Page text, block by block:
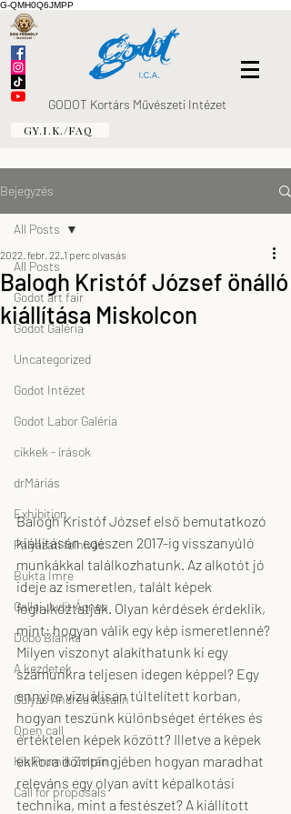
G-QMH0Q6JMPP
GODOT Kortárs Művészeti Intézet
GY.I.K./FAQ
Bejegyzés
All Posts
Godot art fair
Godot Galéria
Uncategorized
Godot Intézet
Godot Labor Galéria
cikkek - írások
drMáriás
Exhibition
Pályázati felhívás
Bukta Imre
Gallai Judit Ágnes
Dobó Bianka
A kezdetek
Gulyás Andrea Katalin
Open call
Kis Prumik Zoltán
Call for proposals
All Posts
Balogh Kristóf József önálló
kiállítása Miskolcon
2022. febr. 22. 1 perc olvasás
Balogh Kristóf József első bemutatkozó
kiállításán egészen 2017-ig visszanyúló
munkákkal találkozhatunk. Az alkotót jó
ideje az ismeretlen, talált képek
foglalkoztatják. Olyan kérdések érdeklik,
mint: hogyan válik egy kép ismeretlenné?
Milyen viszonyt alakíthatunk ki egy
számunkra teljesen idegen képpel? Egy
ennyire vizuálisan túltelített korban,
hogyan teszünk különbséget értékes és
értéktelen képek között? Illetve a képek
ekkora dömpingjében hogyan maradhat
releváns egy olyan avítt képalkotási
technika, mint a festészet? A kiállított